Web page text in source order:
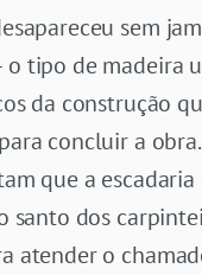
sem
o tipo de madeira
da construção
concluir a
que a
santo dos
atender o